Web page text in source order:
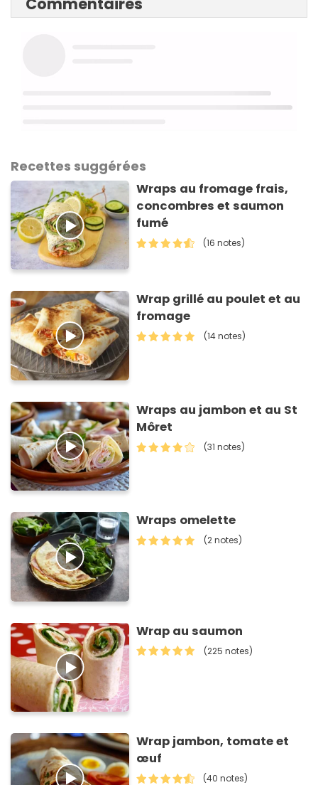
Recettes suggérées
Wraps au fromage frais,
concombres et saumon
fumé
(16 notes)
Wrap grillé au poulet et au
fromage
(14 notes)
Wraps au jambon et au St
Môret
(31 notes)
Wraps omelette
(2 notes)
Wrap au saumon
(225 notes)
Wrap jambon, tomate et
œuf
(40 notes)